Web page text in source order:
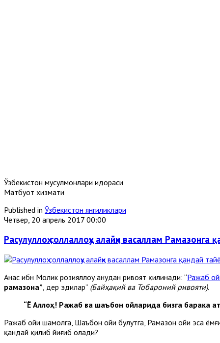
Ўзбекистон мусулмонлари идораси
Матбуот хизмати
Published in Ўзбекистон янгиликлари
Четвер, 20 апрель 2017 00:00
Расулуллоҳ соллаллоҳу алайҳи васаллам Рамазонга
Анас ибн Молик розияллоҳу анҳудан ривоят қилинади: “Ражаб
рамазона”, дер эдилар” (Байҳақий ва Тобароний ривояти).
“Ё Аллоҳ! Ражаб ва шаъбон ойларида бизга барака
Ражаб ойи шамолга, Шаъбон ойи булутга, Рамазон ойи эса
қандай қилиб йиғиб олади?